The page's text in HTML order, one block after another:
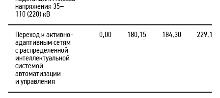
напряжения 35–
110 (220) кВ
Переход к активно-
адаптивным сетям
с распределенной
интеллектуальной
системой
автоматизации
и управления
0,00 180,15 184,30 229,10